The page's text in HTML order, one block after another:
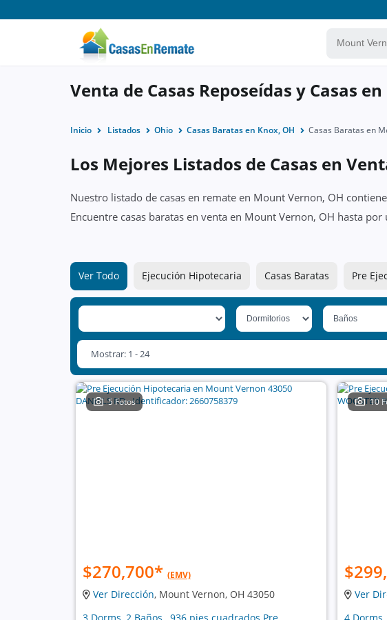
Venta de Casas Reposeídas y Casas
Inicio Listados Ohio Casas Baratas en Knox, OH Casas Baratas en
Los Mejores Listados de Casas en
Nuestro listado de casas en remate en Mount Vernon, OH
Encuentre casas baratas en venta en Mount Vernon, OH hasta
Ver Todo Ejecución Hipotecaria Casas Baratas Pre
Mostrar: 1 - 24
5 Fotos
$270,700* (EMV)
Ver Dirección, Mount Vernon, OH 43050
10
Ver